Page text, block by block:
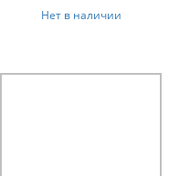
Нет в наличии